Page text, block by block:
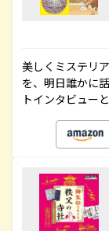
美しくミステリ
を、明日誰かに
トインタビュー